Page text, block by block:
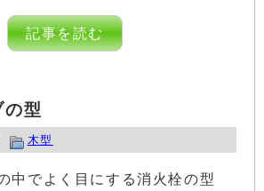
記事を読む
型
木型
中でよく目にする消火栓の型